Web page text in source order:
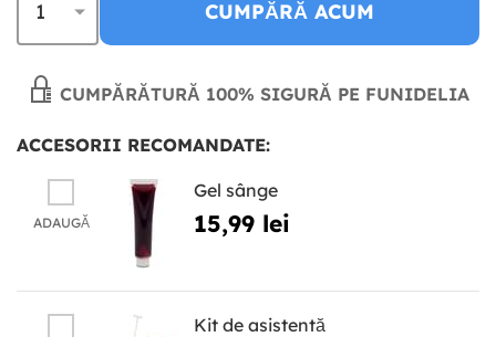
CUMPĂRĂ ACUM
CUMPĂRĂTURĂ 100% SIGURĂ PE FUNIDELIA
ACCESORII RECOMANDATE:
ADAUGĂ
Gel sânge
15,99 lei
Kit de asistentă